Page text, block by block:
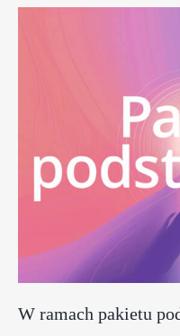
W ramach pakietu